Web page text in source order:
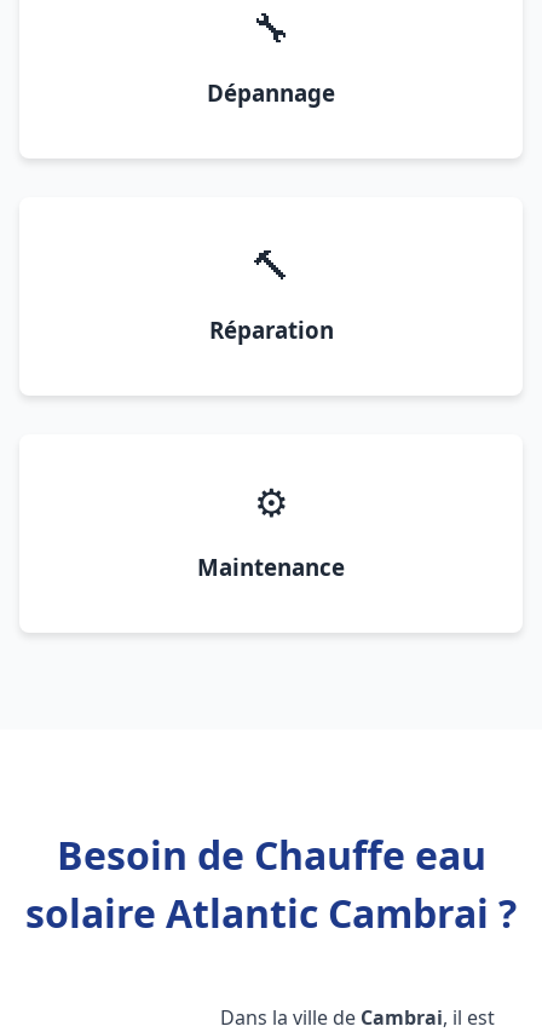
🔧
Dépannage
🔨
Réparation
⚙️
Maintenance
Besoin de Chauffe eau
solaire Atlantic Cambrai ?
Dans la ville de Cambrai, il est